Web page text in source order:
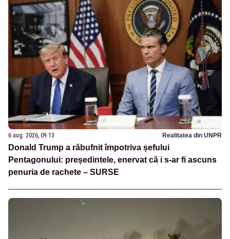
6 aug. 2026, 09:13 Realitatea din UNPR
Donald Trump a răbufnit împotriva șefului
Pentagonului: președintele, enervat că i s-ar fi ascuns
penuria de rachete – SURSE